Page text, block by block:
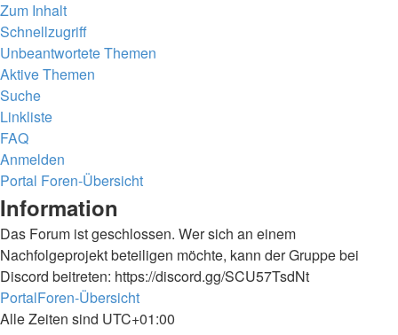
Zum Inhalt
Schnellzugriff
Unbeantwortete Themen
Aktive Themen
Suche
Linkliste
FAQ
Anmelden
Portal Foren-Übersicht
Suche
Information
Das Forum ist geschlossen. Wer sich an einem
Nachfolgeprojekt beteiligen möchte, kann der Gruppe bei
Discord beitreten: https://discord.gg/SCU57TsdNt
PortalForen-Übersicht
Alle Zeiten sind UTC+01:00